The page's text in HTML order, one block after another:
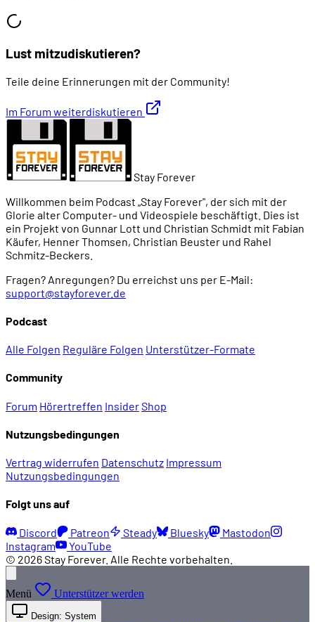
Lust mitzudiskutieren?
Teile deine Erinnerungen mit der Community!
Im Forum weiterdiskutieren
Stay Forever
Willkommen beim Podcast „Stay Forever", der sich mit der
Glorie alter Computer- und Videospiele beschäftigt. Dies ist
ein Projekt von Gunnar Lott und Christian Schmidt mit Fabian
Käufer, Henner Thomsen, Christian Beuster und Rahel
Schmitz-Beckers.
Fragen? Anregungen? Du erreichst uns per E-Mail:
support@stayforever.de
Podcast
Alle Folgen Reguläre Folgen Unterstützer-Formate
Community
Forum Hörertreffen InsiderShop
Nutzungsbedingungen
Vertrag widerrufen Datenschutz Impressum
Nutzungsbedingungen
Folgt uns auf
Discord Patreon Steady Bluesky
Mastodon
Instagram
YouTube
© 2026 Stay Forever. Alle Rechte vorbehalten.
Menü Unterstützer werden
Design: System